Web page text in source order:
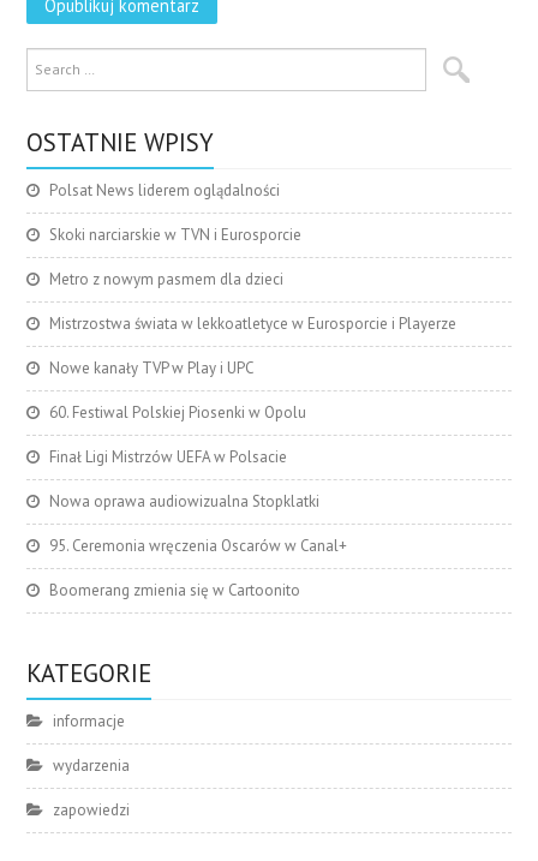
OSTATNIE WPISY
Polsat News liderem oglądalności
Skoki narciarskie w TVN i Eurosporcie
Metro z nowym pasmem dla dzieci
Mistrzostwa świata w lekkoatletyce w Eurosporcie i Playerze
Nowe kanały TVP w Play i UPC
60. Festiwal Polskiej Piosenki w Opolu
Finał Ligi Mistrzów UEFA w Polsacie
Nowa oprawa audiowizualna Stopklatki
95. Ceremonia wręczenia Oscarów w Canal+
Boomerang zmienia się w Cartoonito
KATEGORIE
informacje
wydarzenia
zapowiedzi